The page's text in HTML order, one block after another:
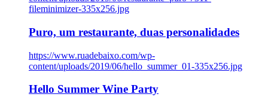
fileminimizer-335x256.jpg
Puro, um restaurante, duas personalidades
https://www.ruadebaixo.com/wp-
content/uploads/2019/06/hello_summer_01-335x256.jpg
Hello Summer Wine Party